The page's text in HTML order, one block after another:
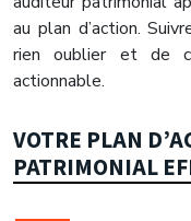
au plan d’action.
rien oublier et de
actionnable.
VOTRE PLAN
PATRIMONIAL